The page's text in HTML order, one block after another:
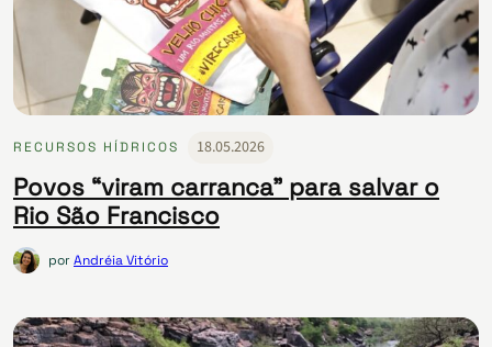
RECURSOS HÍDRICOS 18.05.2026
Povos “viram carranca” para salvar o
Rio São Francisco
porAndréia Vitório